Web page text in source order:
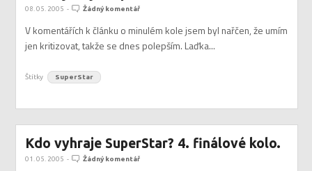
08. 05. 2005 - Žádný komentář
V komentářích k článku o minulém kole jsem byl nařčen, že umím
jen kritizovat, takže se dnes polepším. Laďka...
Štítky SuperStar
Kdo vyhraje SuperStar? 4. finálové kolo.
01. 05. 2005 - Žádný komentář